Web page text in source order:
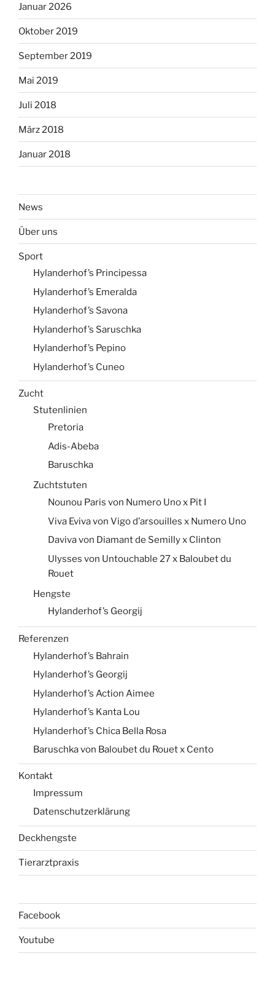
Januar 2026
Oktober 2019
September 2019
Mai 2019
Juli 2018
März 2018
Januar 2018
News
Über uns
Sport
Hylanderhof’s Principessa
Hylanderhof’s Emeralda
Hylanderhof’s Savona
Hylanderhof’s Saruschka
Hylanderhof’s Pepino
Hylanderhof’s Cuneo
Zucht
Stutenlinien
Pretoria
Adis-Abeba
Baruschka
Zuchtstuten
Nounou Paris von Numero Uno x Pit I
Viva Eviva von Vigo d’arsouilles x Numero Uno
Daviva von Diamant de Semilly x Clinton
Ulysses von Untouchable 27 x Baloubet du
Rouet
Hengste
Hylanderhof’s Georgij
Referenzen
Hylanderhof’s Bahrain
Hylanderhof’s Georgij
Hylanderhof’s Action Aimee
Hylanderhof’s Kanta Lou
Hylanderhof’s Chica Bella Rosa
Baruschka von Baloubet du Rouet x Cento
Kontakt
Impressum
Datenschutzerklärung
Deckhengste
Tierarztpraxis
Facebook
Youtube